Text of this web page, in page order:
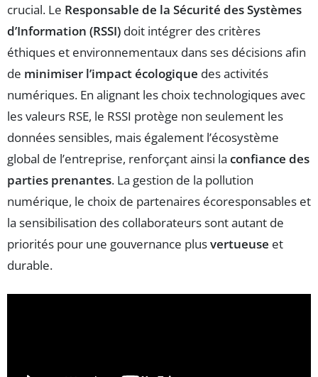
crucial. Le Responsable de la Sécurité des Systèmes
d’Information (RSSI) doit intégrer des critères
éthiques et environnementaux dans ses décisions afin
de minimiser l’impact écologique des activités
numériques. En alignant les choix technologiques avec
les valeurs RSE, le RSSI protège non seulement les
données sensibles, mais également l’écosystème
global de l’entreprise, renforçant ainsi la confiance des
parties prenantes. La gestion de la pollution
numérique, le choix de partenaires écoresponsables et
la sensibilisation des collaborateurs sont autant de
priorités pour une gouvernance plusvertueuse et
durable.